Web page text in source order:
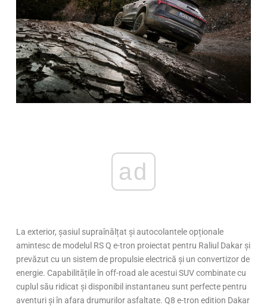
ad
La exterior, șasiul supraînălțat și autocolantele opționale
amintesc de modelul RS Q e-tron proiectat pentru Raliul Dakar și
prevăzut cu un sistem de propulsie electrică și un convertizor de
energie. Capabilitățile în off-road ale acestui SUV combinate cu
cuplul său ridicat și disponibil instantaneu sunt perfecte pentru
aventuri și în afara drumurilor asfaltate. Q8 e-tron edition Dakar